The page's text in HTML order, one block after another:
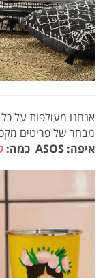
אנחנו מעולפות על
מבחר של פריטים
איפה: ASOS כמה: